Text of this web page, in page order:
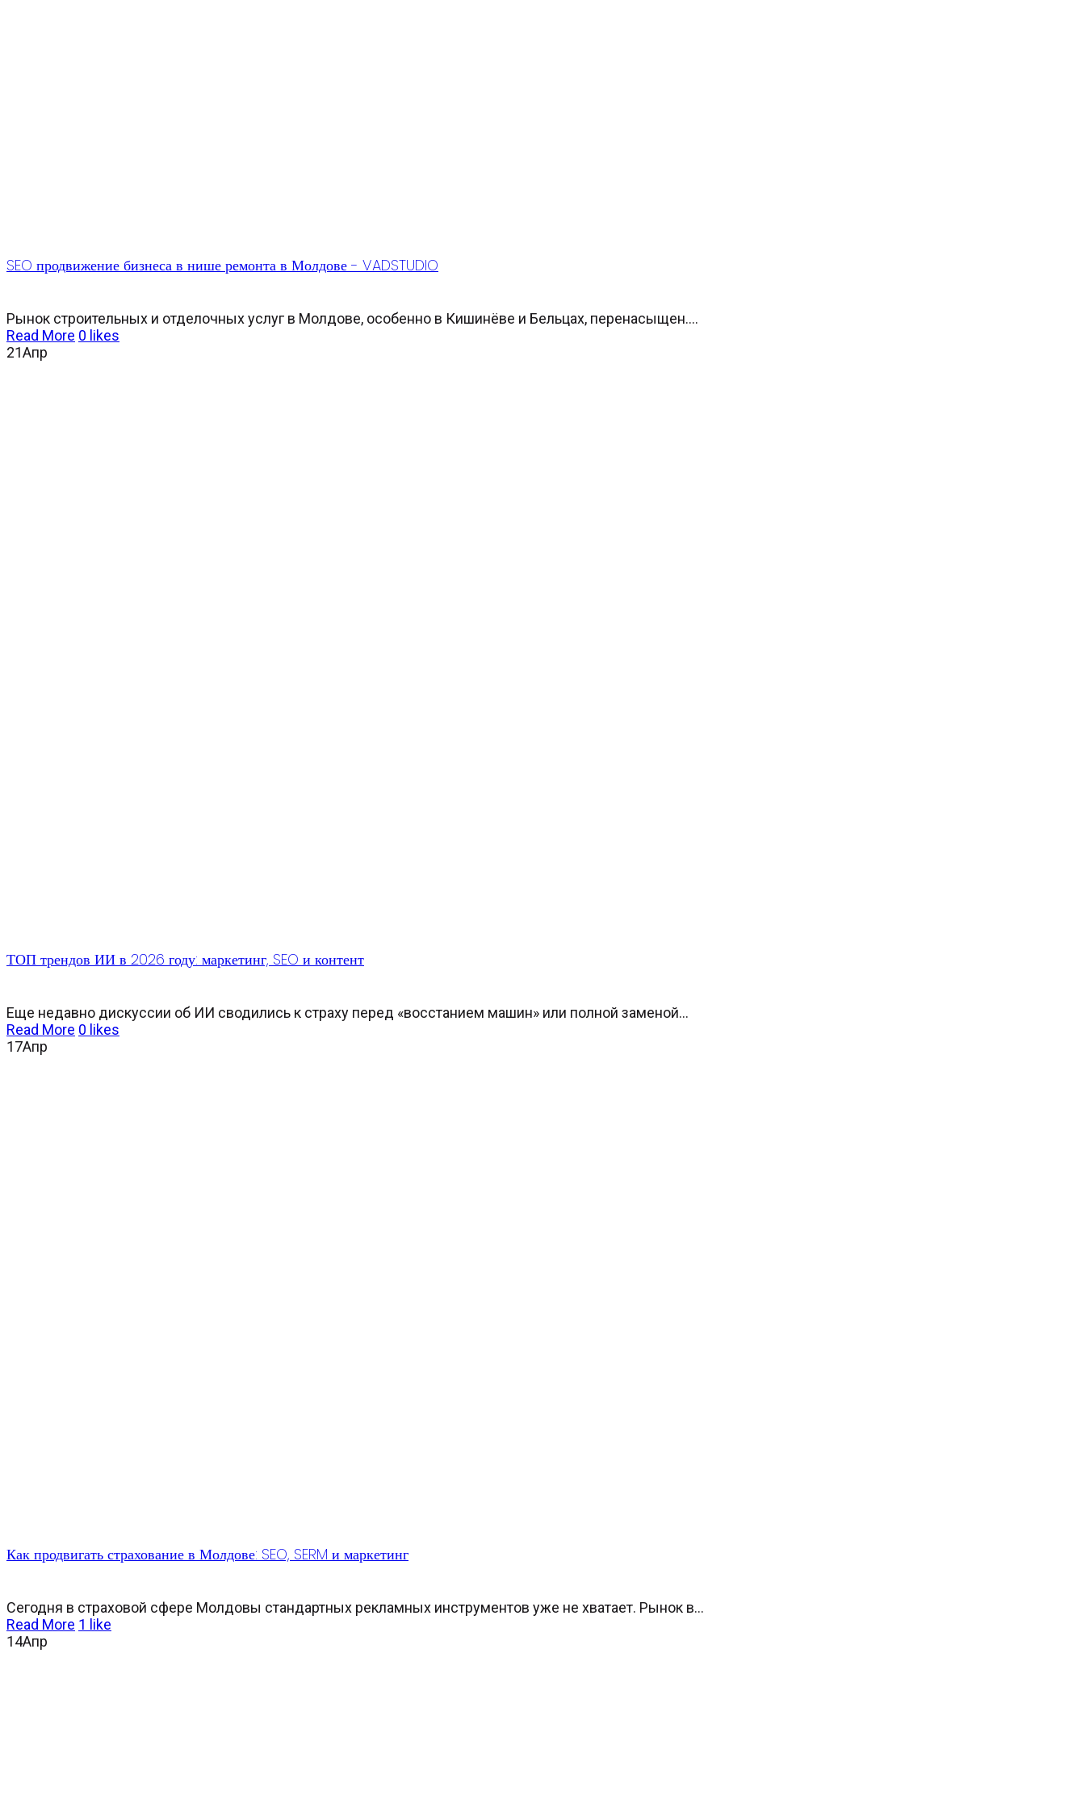
SEO продвижение бизнеса в нише ремонта в Молдове - VADSTUDIO
Рынок строительных и отделочных услуг в Молдове, особенно в Кишинёве и Бельцах, перенасыщен....
Read More 0 likes
21Апр
ТОП трендов ИИ в 2026 году: маркетинг, SEO и контент
Еще недавно дискуссии об ИИ сводились к страху перед «восстанием машин» или полной заменой...
Read More 0 likes
17Апр
Как продвигать страхование в Молдове: SEO, SERM и маркетинг
Сегодня в страховой сфере Молдовы стандартных рекламных инструментов уже не хватает. Рынок в...
Read More 1 like
14Апр